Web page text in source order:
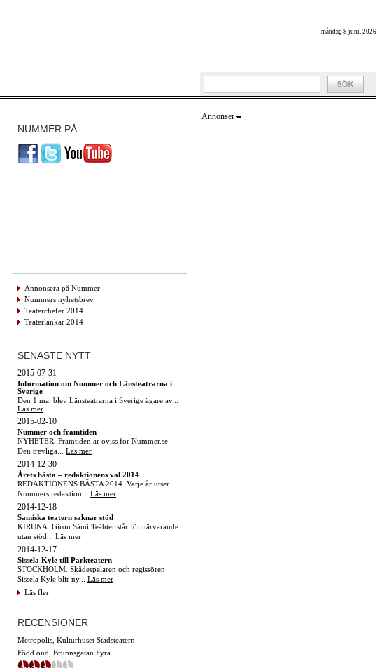
måndag 8 juni, 2026
NUMMER PÅ:
Annonsera på Nummer
Nummers nyhetsbrev
Teaterchefer 2014
Teaterlänkar 2014
SENASTE NYTT
2015-07-31
Information om Nummer och Länsteatrarna i
Sverige
Den 1 maj blev Länsteatrarna i Sverige ägare av...
Läs mer
2015-02-10
Nummer och framtiden
NYHETER. Framtiden är oviss för Nummer.se.
Den trevliga... Läs mer
2014-12-30
Årets bästa – redaktionens val 2014
REDAKTIONENS BÄSTA 2014. Varje år utser
Nummers redaktion... Läs mer
2014-12-18
Samiska teatern saknar stöd
KIRUNA. Giron Sámi Teáhter står för närvarande
utan stöd... Läs mer
2014-12-17
Sissela Kyle till Parkteatern
STOCKHOLM. Skådespelaren och regissören
Sissela Kyle blir ny... Läs mer
Läs fler
RECENSIONER
Metropolis, Kulturhuset Stadsteatern
Född ond, Brunnsgatan Fyra
Annonser